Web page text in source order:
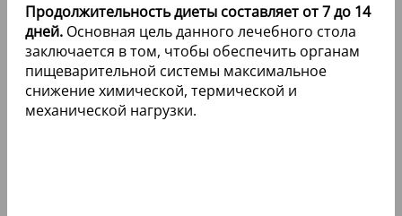
Продолжительность диеты составляет от 7 до 14
дней. Основная цель данного лечебного стола
заключается в том, чтобы обеспечить органам
пищеварительной системы максимальное
снижение химической, термической и
механической нагрузки.